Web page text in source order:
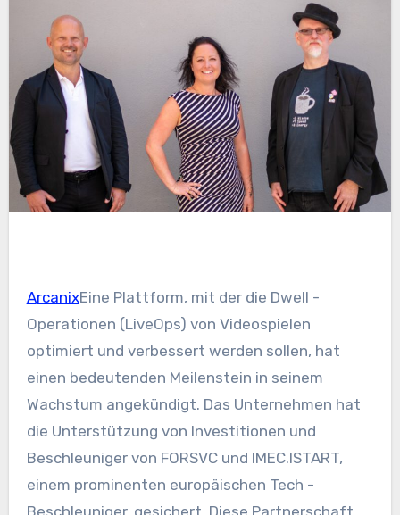
ArcanixEine Plattform, mit der die Dwell -
Operationen (LiveOps) von Videospielen
optimiert und verbessert werden sollen, hat
einen bedeutenden Meilenstein in seinem
Wachstum angekündigt. Das Unternehmen hat
die Unterstützung von Investitionen und
Beschleuniger von FORSVC und IMEC.ISTART,
einem prominenten europäischen Tech -